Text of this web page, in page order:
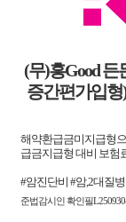
(무)흥Good 든
증간편가입
해약환급금미지급형
급금지급형 대비 보험
#암진단비 #암,2대질
준법감시인 확인필